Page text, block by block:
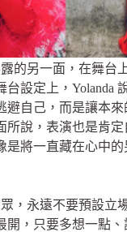
的另一面，在舞台
台設定上，Yolanda
避自己，而是讓本
所說，表演也是肯
是將一直藏在心中
眾，永遠不要預設立
開，只要多想一點、